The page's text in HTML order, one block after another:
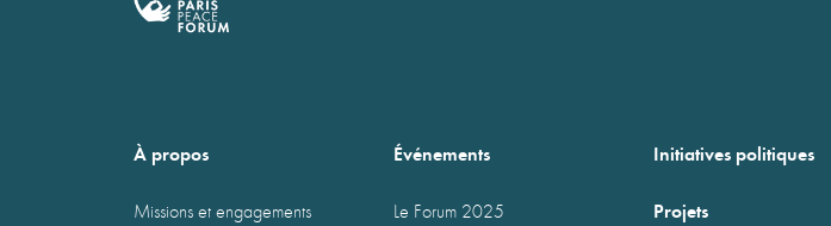
À propos
Missions et engagements
Événements
Le Forum 2025
Initiatives politiques
Projets